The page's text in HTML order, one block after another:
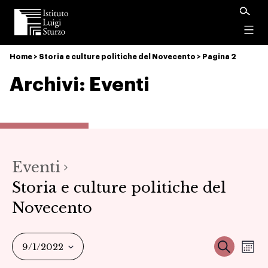
Istituto
Luigi
Sturzo
Home > Storia e culture politiche del Novecento > Pagina 2
Archivi: Eventi
Eventi
Storia e culture politiche del
Novecento
Cerca
9/1/2022